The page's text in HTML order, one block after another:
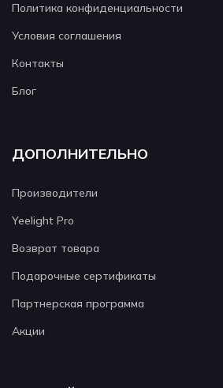
Политика конфиденциальности
Условия соглашения
Контакты
Блог
ДОПОЛНИТЕЛЬНО
Производители
Yeelight Pro
Возврат товара
Подарочные сертификаты
Партнерская программа
Акции